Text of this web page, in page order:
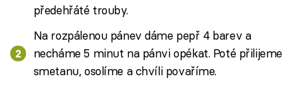
předehřáté trouby.
Na rozpálenou pánev dáme pepř 4 barev a
necháme 5 minut na pánvi opékat. Poté přilijeme
smetanu, osolíme a chvíli povaříme.